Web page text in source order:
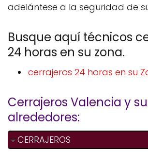
adelántese a la seguridad de
Busque aquí técnicos
24 horas en su zona.
cerrajeros 24 horas en su
Cerrajeros Valencia y
alrededores:
CERRAJEROS